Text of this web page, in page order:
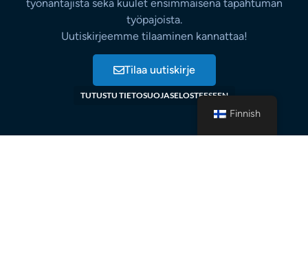
työnantajista sekä kuulet ensimmäisenä tapahtuman
työpajoista.
Uutiskirjeemme tilaaminen kannattaa!
Tilaa uutiskirje
TUTUSTU TIETOSUOJASELOSTEESEEN
Finnish